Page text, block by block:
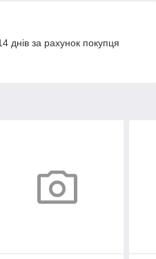
днів за рахунок покупця